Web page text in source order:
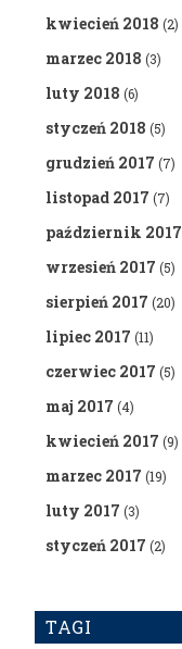
kwiecień 2018 (2)
marzec 2018 (3)
luty 2018 (6)
styczeń 2018 (5)
grudzień 2017 (7)
listopad 2017 (7)
październik 2017
wrzesień 2017 (5)
sierpień 2017 (20)
lipiec 2017 (11)
czerwiec 2017 (5)
maj 2017 (4)
kwiecień 2017 (9)
marzec 2017 (19)
luty 2017 (3)
styczeń 2017 (2)
TAGI